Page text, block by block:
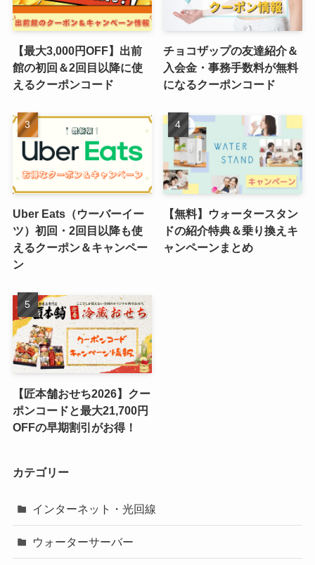
【最大3,000円OFF】出前
館の初回＆2回目以降に使
えるクーポンコード
チョコザップの友達紹介＆
入会金・事務手数料が無料
になるクーポンコード
Uber Eats（ウーバーイー
ツ）初回・2回目以降も使
えるクーポン＆キャンペー
ン
【無料】ウォータースタン
ドの紹介特典＆乗り換えキ
ャンペーンまとめ
【匠本舗おせち2026】クー
ポンコードと最大21,700円
OFFの早期割引がお得！
カテゴリー
インターネット・光回線
ウォーターサーバー